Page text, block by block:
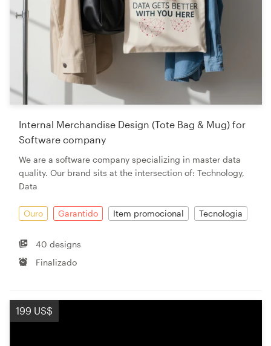
Internal Merchandise Design (Tote Bag & Mug) for
Software company
We are a software company specializing in master data
quality. Our brand sits at the intersection of: Technology,
Data
Ouro Garantido Item promocional Tecnologia
40 designs
Finalizado
199 US$